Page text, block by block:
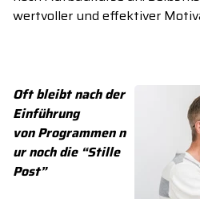
wertvoller und effektiver
Oftbleibt nach der
Einführung
vonProgrammen n
ur noch die “Stille
Post”